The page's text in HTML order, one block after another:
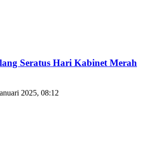
Seratus Hari Kabinet Merah
2025, 08:12